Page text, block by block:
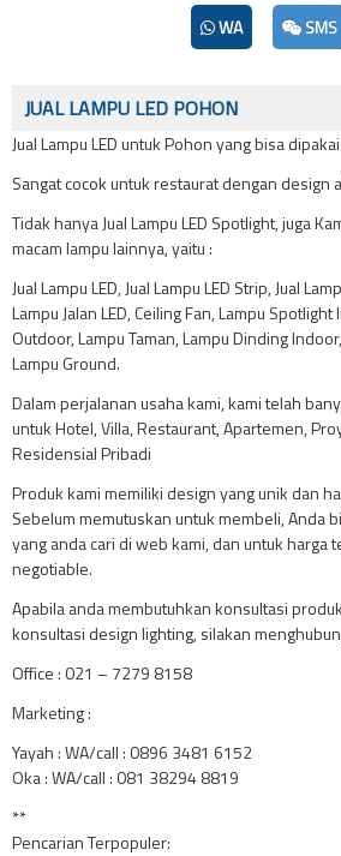
WA SMS
JUAL LAMPU LED POHON
Jual Lampu LED untuk Pohon yang bisa
Sangat cocok untuk restaurat dengan design
Tidak hanya Jual Lampu LED Spotlight, juga
macam lampu lainnya, yaitu :
Jual Lampu LED, Jual Lampu LED Strip, Jual
Lampu Jalan LED, Ceiling Fan, Lampu
Outdoor, Lampu Taman, Lampu Dinding
Lampu Ground.
Dalam perjalanan usaha kami, kami telah
untuk Hotel, Villa, Restaurant, Apartemen,
Residensial Pribadi
Produk kami memiliki design yang unik dan
Sebelum memutuskan untuk membeli, Anda
yang anda cari di web kami, dan untuk harga
negotiable.
Apabila anda membutuhkan konsultasi
konsultasi design lighting, silakan
Office : 021 – 7279 8158
Marketing :
Yayah : WA/call : 0896 3481 6152
Oka : WA/call : 081 38294 8819
**
Pencarian Terpopuler: